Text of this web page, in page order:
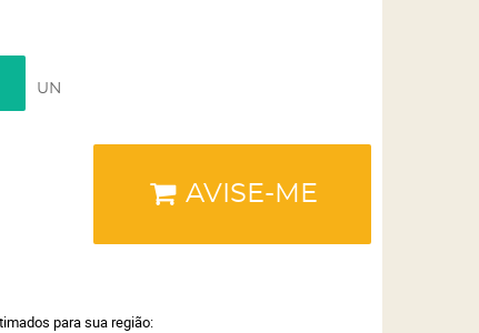
UN
AVISE-ME
para sua região: